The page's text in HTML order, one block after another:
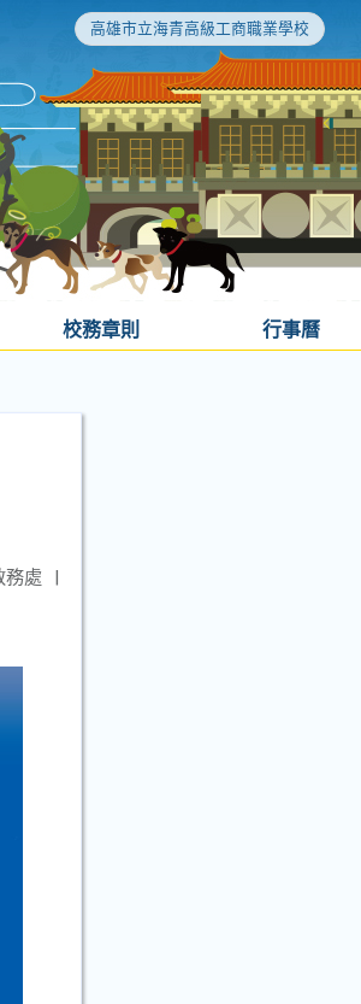
高雄市立海青高級工商職業學校
校務章則 行事曆
務處 |